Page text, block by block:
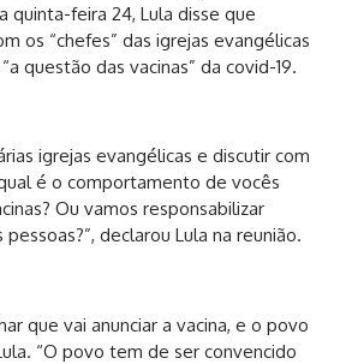
quinta-feira 24, Lula disse que
os “chefes” das igrejas evangélicas
questão das vacinas” da covid-19.
igrejas evangélicas e discutir com
é o comportamento de vocês
Ou vamos responsabilizar
declarou Lula na reunião.
que vai anunciar a vacina, e o povo
“O povo tem de ser convencido